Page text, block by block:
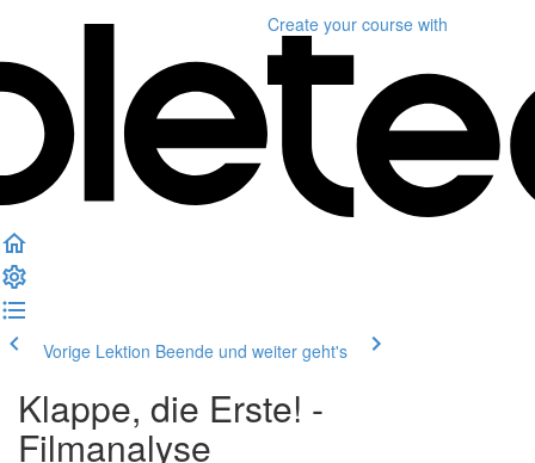
Create your course with
Vorige Lektion Beende und weiter geht's
Klappe, die Erste! -
Filmanalyse